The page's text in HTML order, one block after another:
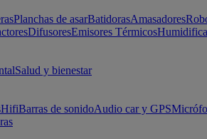
Planchas de asarBatidorasAmasadores
DifusoresEmisores Térmicos
Salud y bienestar
HifiBarras de sonidoAudio car y GPS